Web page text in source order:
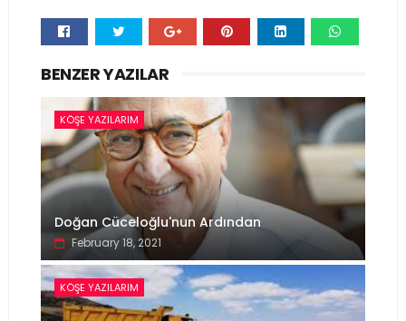
BENZER YAZILAR
KÖŞE YAZILARIM
Doğan Cüceloğlu'nun Ardından
February 18, 2021
KÖŞE YAZILARIM